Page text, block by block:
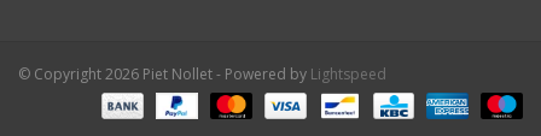
© Copyright 2026 Piet Nollet - Powered by Lightspeed